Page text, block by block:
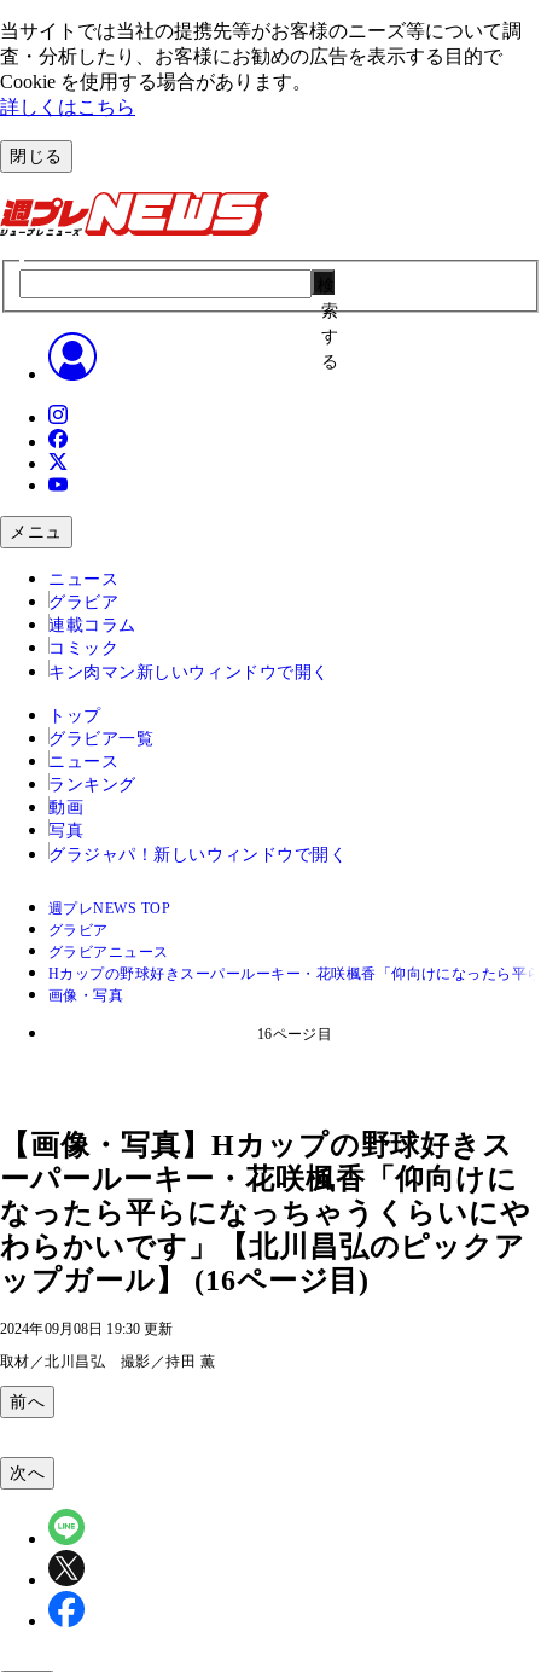
当サイトでは当社の提携先等がお客様のニーズ等について調
査・分析したり、お客様にお勧めの広告を表⽰する⽬的で
Cookie を使⽤する場合があります。
詳しくはこちら
閉じる
索
す
る
メニュ
ニュース
グラビア
連載コラム
コミック
キン肉マン 新しいウィンドウで開く
トップ
グラビア一覧
ニュース
ランキング
動画
写真
グラジャパ！ 新しいウィンドウで開く
週プレNEWS TOP
グラビア
グラビアニュース
Hカップの野球好きスーパールーキー・花咲楓香「仰向けになったら平
画像・写真
16ページ目
【画像・写真】Hカップの野球好きス
ーパールーキー・花咲楓香「仰向けに
なったら平らになっちゃうくらいにや
わらかいです」【北川昌弘のピックア
ップガール】 (16ページ目)
2024年09月08日 19:30 更新
取材／北川昌弘 撮影／持田 薫
前へ
次へ